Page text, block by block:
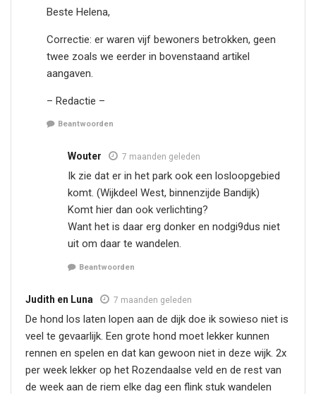
Beste Helena,
Correctie: er waren vijf bewoners betrokken, geen
twee zoals we eerder in bovenstaand artikel
aangaven.
– Redactie –
Beantwoorden
Wouter 7 maanden geleden
Ik zie dat er in het park ook een losloopgebied
komt. (Wijkdeel West, binnenzijde Bandijk)
Komt hier dan ook verlichting?
Want het is daar erg donker en nodgi9dus niet
uit om daar te wandelen.
Beantwoorden
Judith en Luna 7 maanden geleden
De hond los laten lopen aan de dijk doe ik sowieso niet is
veel te gevaarlijk. Een grote hond moet lekker kunnen
rennen en spelen en dat kan gewoon niet in deze wijk. 2x
per week lekker op het Rozendaalse veld en de rest van
de week aan de riem elke dag een flink stuk wandelen